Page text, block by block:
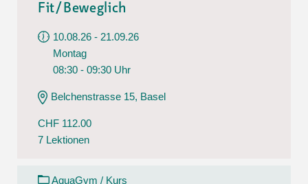
Fit/Beweglich
10.08.26 - 21.09.26
Montag
08:30 - 09:30 Uhr
Belchenstrasse 15, Basel
CHF 112.00
7 Lektionen
AquaGym / Kurs